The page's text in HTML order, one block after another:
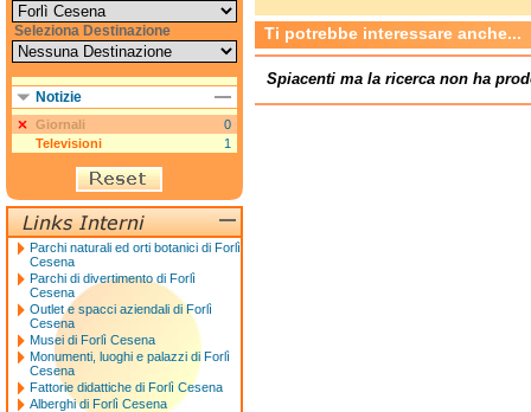
Ti potrebbe interessare anche...
Spiacenti ma la ricerca non ha
Seleziona Destinazione
Notizie
Giornali
0
Televisioni
1
Parchi naturali ed orti botanici di Forlì
Cesena
Parchi di divertimento di Forlì
Cesena
Outlet e spacci aziendali di Forlì
Cesena
Musei di Forlì Cesena
Monumenti, luoghi e palazzi di Forlì
Cesena
Fattorie didattiche di Forlì Cesena
Alberghi di Forlì Cesena